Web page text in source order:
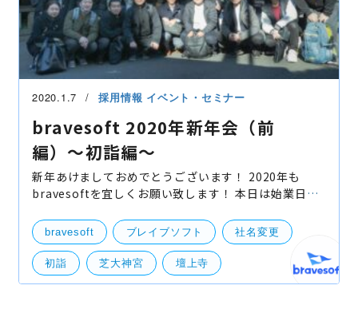
2020.1.7 採用情報 イベント・セミナー
bravesoft 2020年新年会（前
編）〜初詣編〜
新年あけましておめでとうございます！ 2020年も
bravesoftを宜しくお願い致します！ 本日は始業日で
っておりますが… その前に重大発表をさせて頂きまし
た！
bravesoft ブレイブソフト 社名変更
初詣 芝大神宮 壇上寺